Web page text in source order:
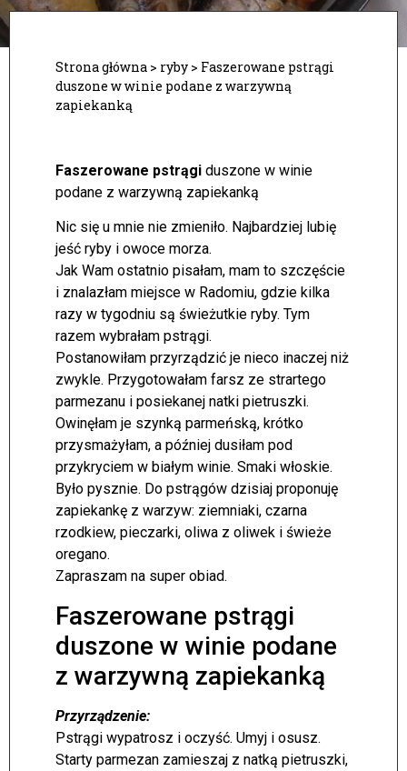
Strona główna > ryby > Faszerowane pstrągi
duszone w winie podane z warzywną
zapiekanką
Faszerowane pstrągi duszone w winie
podane z warzywną zapiekanką
Nic się u mnie nie zmieniło. Najbardziej lubię
jeść ryby i owoce morza.
Jak Wam ostatnio pisałam, mam to szczęście
i znalazłam miejsce w Radomiu, gdzie kilka
razy w tygodniu są świeżutkie ryby. Tym
razem wybrałam pstrągi.
Postanowiłam przyrządzić je nieco inaczej niż
zwykle. Przygotowałam farsz ze strartego
parmezanu i posiekanej natki pietruszki.
Owinęłam je szynką parmeńską, krótko
przysmażyłam, a później dusiłam pod
przykryciem w białym winie. Smaki włoskie.
Było pysznie. Do pstrągów dzisiaj proponuję
zapiekankę z warzyw: ziemniaki, czarna
rzodkiew, pieczarki, oliwa z oliwek i świeże
oregano.
Zapraszam na super obiad.
Faszerowane pstrągi
duszone w winie podane
z warzywną zapiekanką
Przyrządzenie:
Pstrągi wypatrosz i oczyść. Umyj i osusz.
Starty parmezan zamieszaj z natką pietruszki,